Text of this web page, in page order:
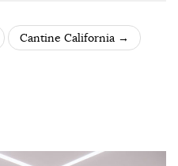
Cantine California →